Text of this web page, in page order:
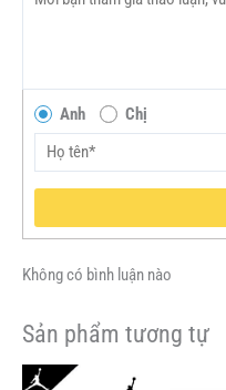
Anh Chị
Không có bình luận nào
Sản phẩm tương tự
Sản